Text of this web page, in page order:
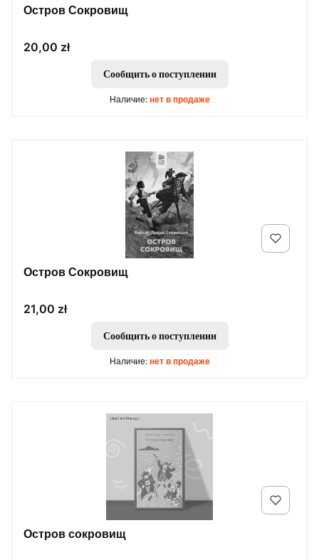
Остров Сокровищ
Цена
20,00 zł
Сообщить о поступлении
Наличие: нет в продаже
Остров Сокровищ
Цена
21,00 zł
Сообщить о поступлении
Наличие: нет в продаже
Остров сокровищ